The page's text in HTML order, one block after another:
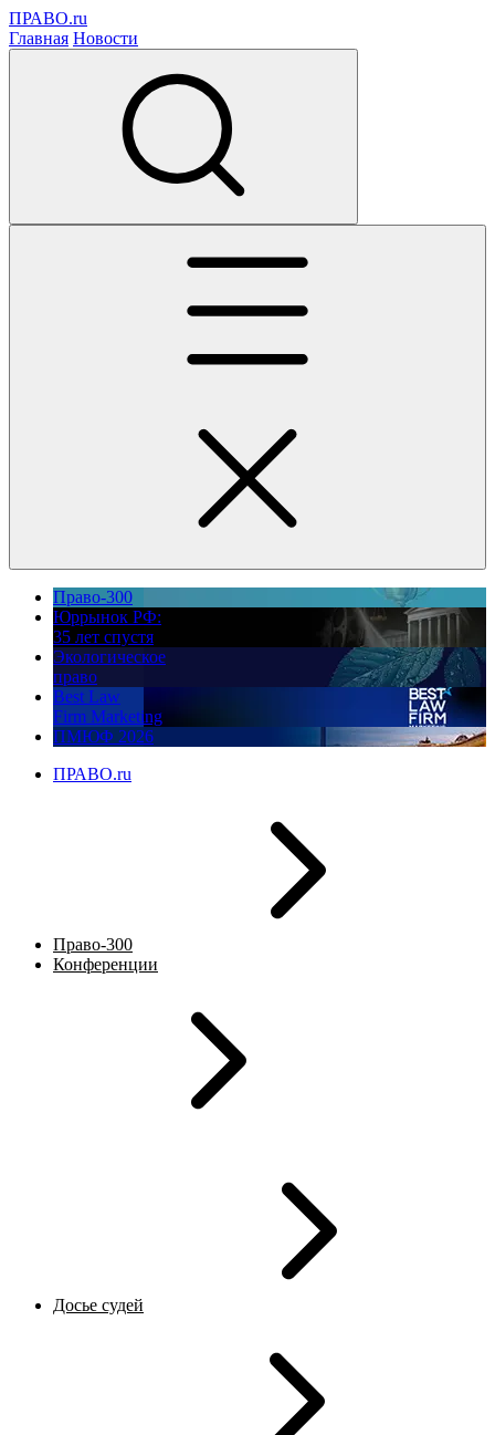
ПРАВО.ru
Главная Новости
Право-300
Юррынок РФ:
35 лет спустя
Экологическое
право
Best Law
Firm Marketing
ПМЮФ 2026
ПРАВО.ru
Право-300
Конференции
Досье судей